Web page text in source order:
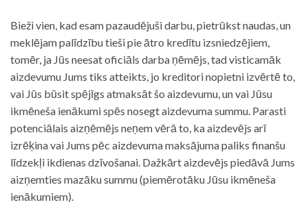
Bieži vien, kad esam pazaudējuši darbu, pietrūkst naudas, un
meklējam palīdzību tieši pie ātro kredītu izsniedzējiem,
tomēr, ja Jūs neesat oficiāls darba ņēmējs, tad visticamāk
aizdevumu Jums tiks atteikts, jo kreditori nopietni izvērtē to,
vai Jūs būsit spējīgs atmaksāt šo aizdevumu, un vai Jūsu
ikmēneša ienākumi spēs nosegt aizdevuma summu. Parasti
potenciālais aizņēmējs neņem vērā to, ka aizdevējs arī
izrēķina vai Jums pēc aizdevuma maksājuma paliks finanšu
līdzekļi ikdienas dzīvošanai. Dažkārt aizdevējs piedāvā Jums
aizņemties mazāku summu (piemērotāku Jūsu ikmēneša
ienākumiem).